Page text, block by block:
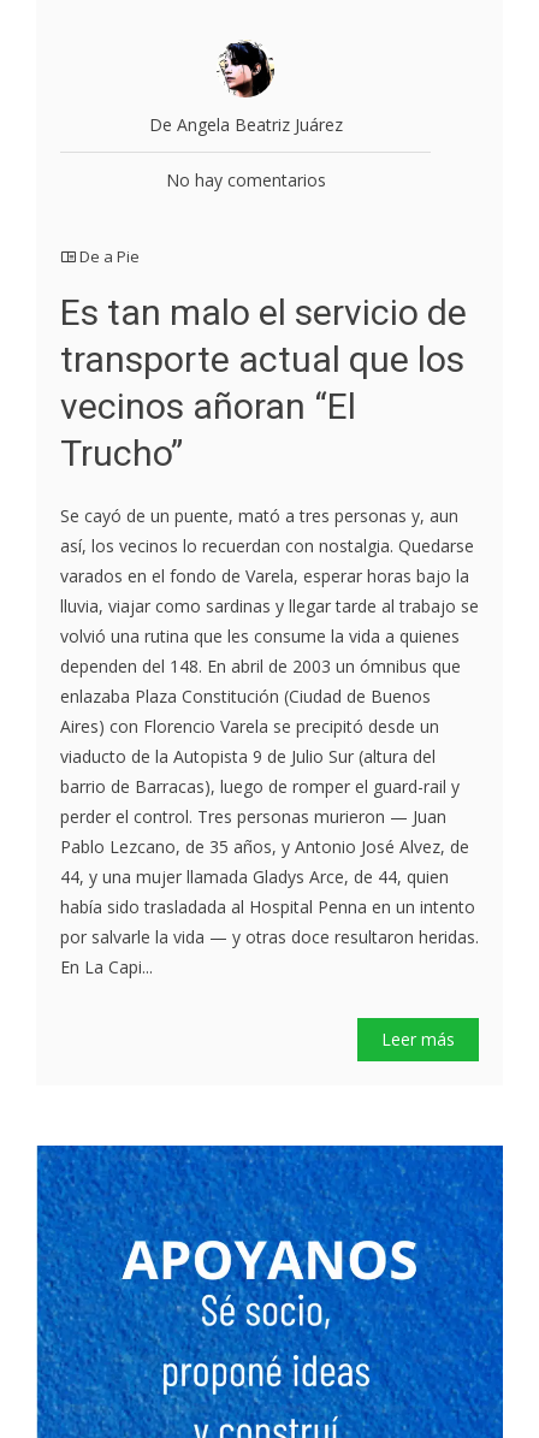
De Angela Beatriz Juárez
No hay comentarios
De a Pie
Es tan malo el servicio de
transporte actual que los
vecinos añoran “El
Trucho”
Se cayó de un puente, mató a tres personas y, aun
así, los vecinos lo recuerdan con nostalgia. Quedarse
varados en el fondo de Varela, esperar horas bajo la
lluvia, viajar como sardinas y llegar tarde al trabajo se
volvió una rutina que les consume la vida a quienes
dependen del 148. En abril de 2003 un ómnibus que
enlazaba Plaza Constitución (Ciudad de Buenos
Aires) con Florencio Varela se precipitó desde un
viaducto de la Autopista 9 de Julio Sur (altura del
barrio de Barracas), luego de romper el guard-rail y
perder el control. Tres personas murieron — Juan
Pablo Lezcano, de 35 años, y Antonio José Alvez, de
44, y una mujer llamada Gladys Arce, de 44, quien
había sido trasladada al Hospital Penna en un intento
por salvarle la vida — y otras doce resultaron heridas.
En La Capi...
Leer más